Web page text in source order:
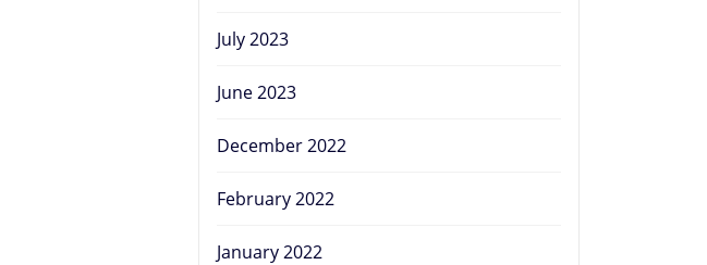
July 2023
June 2023
December 2022
February 2022
January 2022